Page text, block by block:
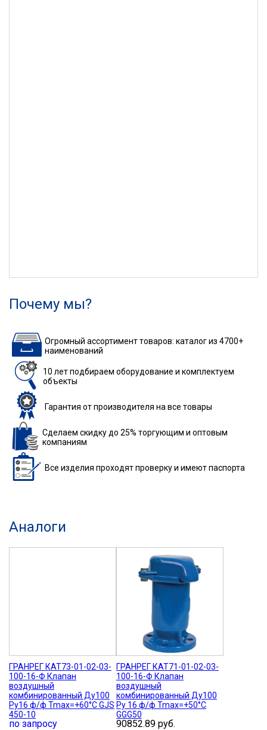
Почему мы?
Огромный ассортимент товаров: каталог из 4700+
наименований
10 лет подбираем оборудование и комплектуем
объекты
Гарантия от производителя на все товары
Сделаем скидку до 25% торгующим и оптовым
компаниям
Все изделия проходят проверкуи имеют паспорта
Аналоги
ГРАНРЕГ КАТ73-01-02-03-
100-16-Ф Клапан
воздушный
комбинированный Ду100
Ру16 ф/ф Tmax=+60°C GJS
450-10
по запросу
ГРАНРЕГ КАТ71-01-02-03-
100-16-Ф Клапан
воздушный
комбинированный Ду100
Ру 16 ф/ф Tmax=+50°C
GGG50
90852.89 руб.